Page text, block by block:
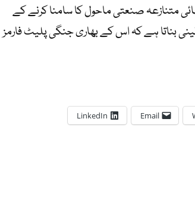
متنازعہ صنعتی ماحول کا سامنا کرنے کے
بناتا ہے کہ اس کے بھاری جنگی پلیٹ فارمز
Email
LinkedIn